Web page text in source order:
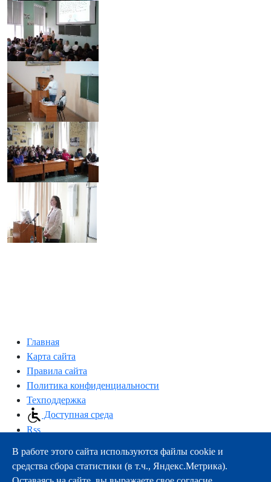
Главная
Карта сайта
Правила сайта
Политика конфиденциальности
Техподдержка
Доступная среда
Rss
163000, г.Архангельск, пр-т Троицкий, 51
тел.:+7 (8182) 21-11-63
В работе этого сайта используются файлы cookie и
средства сбора статистики (в т.ч., Яндекс.Метрика).